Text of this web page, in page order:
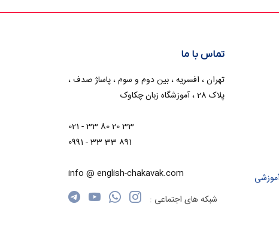
تماس با ما
تهران ، افسریه ، بین دوم و سوم ، پاساژ صدف ،
پلاک 28 ، آموزشگاه زبان چکاوک
021 - 33 80 20 33
0991 - 33 33 891
info @ english-chakavak.com
شبکه های اجتماعی :